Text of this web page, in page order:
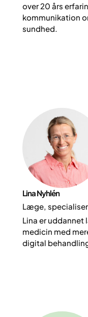
over 20 års
kommunikation
sundhed.
Lina Nyhlén
Læge,
Lina er
medicin med
digital
udvikle